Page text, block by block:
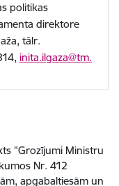
politikas
direktore
tālr.
inita.ilgaza@tm.
"Grozījumi Ministru
Nr. 412
apgabaltiesām un